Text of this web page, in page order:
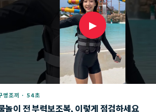
▶
명조끼 · 54초
놀이 전 부력보조복, 이렇게 점검하세요